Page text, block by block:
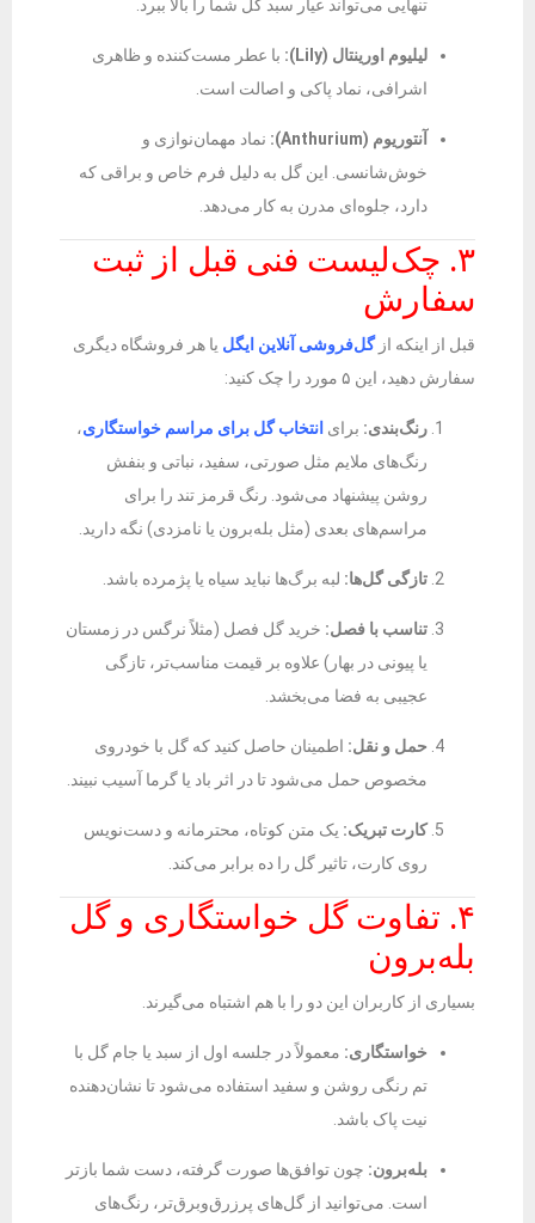
تنهایی می‌تواند عیار سبد گل شما را بالا ببرد.
لیلیوم اورینتال (Lily):
با عطر مست‌کننده و ظاهری
اشرافی، نماد پاکی و اصالت است.
آنتوریوم (Anthurium):
نماد مهمان‌نوازی و
خوش‌شانسی. این گل به دلیل فرم خاص و براقی که
دارد، جلوه‌ای مدرن به کار می‌دهد.
۳. چک‌لیست فنی قبل از ثبت
سفارش
قبل از اینکه ازگل‌فروشی آنلاین ایگل یا هر فروشگاه دیگری
سفارش دهید، این ۵ مورد را چک کنید:
رنگ‌بندی: برای انتخاب گل برای مراسم خواستگاری،
رنگ‌های ملایم مثل صورتی، سفید، نباتی و بنفش
روشن پیشنهاد می‌شود. رنگ قرمز تند را برای
مراسم‌های بعدی (مثل بله‌برون یا نامزدی) نگه دارید.
تازگی گل‌ها: لبه برگ‌ها نباید سیاه یا پژمرده باشد.
تناسب با فصل: خرید گل فصل (مثلاً نرگس در زمستان
یا پیونی در بهار) علاوه بر قیمت مناسب‌تر، تازگی
عجیبی به فضا می‌بخشد.
حمل و نقل: اطمینان حاصل کنید که گل با خودروی
مخصوص حمل می‌شود تا در اثر باد یا گرما آسیب نبیند.
کارت تبریک: یک متن کوتاه، محترمانه و دست‌نویس
روی کارت، تاثیر گل را ده برابر می‌کند.
۴. تفاوت گل خواستگاری و گل
بله‌برون
بسیاری از کاربران این دو را با هم اشتباه می‌گیرند.
خواستگاری: معمولاً در جلسه اول از سبد یا جام گل با
تم رنگی روشن و سفید استفاده می‌شود تا نشان‌دهنده
نیت پاک باشد.
بله‌برون: چون توافق‌ها صورت گرفته، دست شما بازتر
است. می‌توانید از گل‌های پرزرق‌وبرق‌تر، رنگ‌های